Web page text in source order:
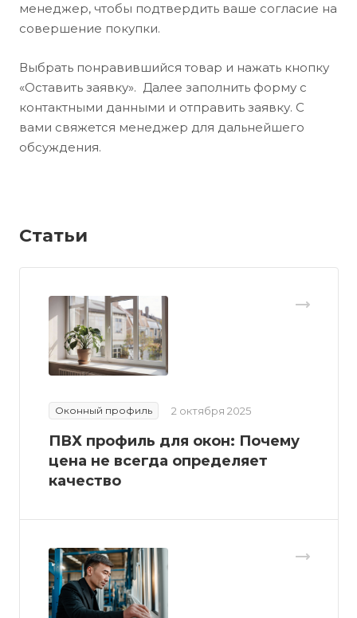
менеджер, чтобы подтвердить ваше согласие на
совершение покупки.
Выбрать понравившийся товар и нажать кнопку
«Оставить заявку». Далее заполнить форму с
контактными данными и отправить заявку. С
вами свяжется менеджер для дальнейшего
обсуждения.
Статьи
Оконный профиль 2 октября 2025
ПВХ профиль для окон: Почему
цена не всегда определяет
качество